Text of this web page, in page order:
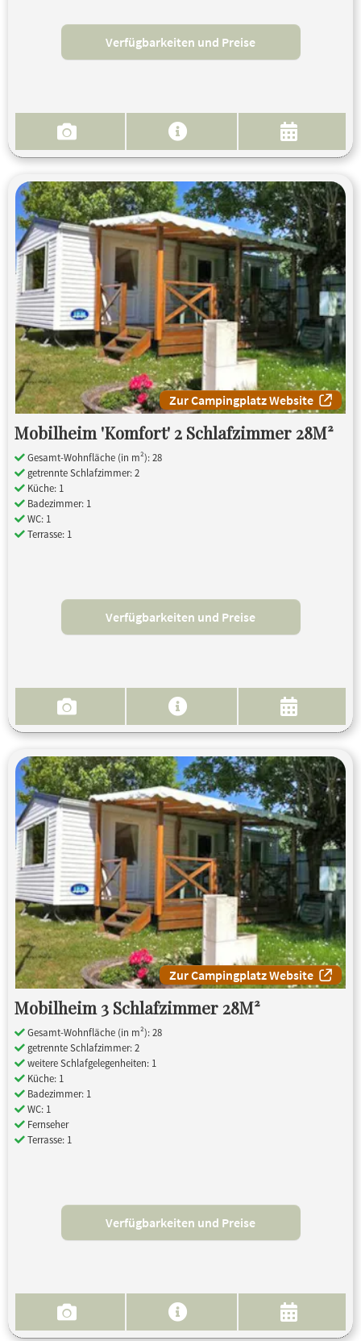
Verfügbarkeiten und Preise
Zur Campingplatz Website
Mobilheim 'Komfort' 2 Schlafzimmer 28M²
Gesamt-Wohnfläche (in m²): 28
getrennte Schlafzimmer: 2
Küche: 1
Badezimmer: 1
WC: 1
Terrasse: 1
Verfügbarkeiten und Preise
Zur Campingplatz Website
Mobilheim 3 Schlafzimmer 28M²
Gesamt-Wohnfläche (in m²): 28
getrennte Schlafzimmer: 2
weitere Schlafgelegenheiten: 1
Küche: 1
Badezimmer: 1
WC: 1
Fernseher
Terrasse: 1
Verfügbarkeiten und Preise